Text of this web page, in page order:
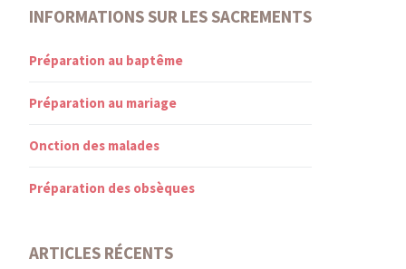
INFORMATIONS SUR LES SACREMENTS
Préparation au baptême
Préparation au mariage
Onction des malades
Préparation des obsèques
ARTICLES RÉCENTS